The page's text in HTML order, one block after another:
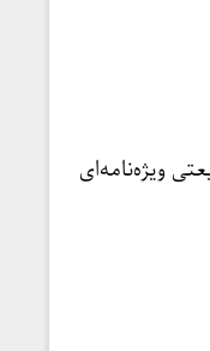
شریعتی ویژه‌نامه‌ای